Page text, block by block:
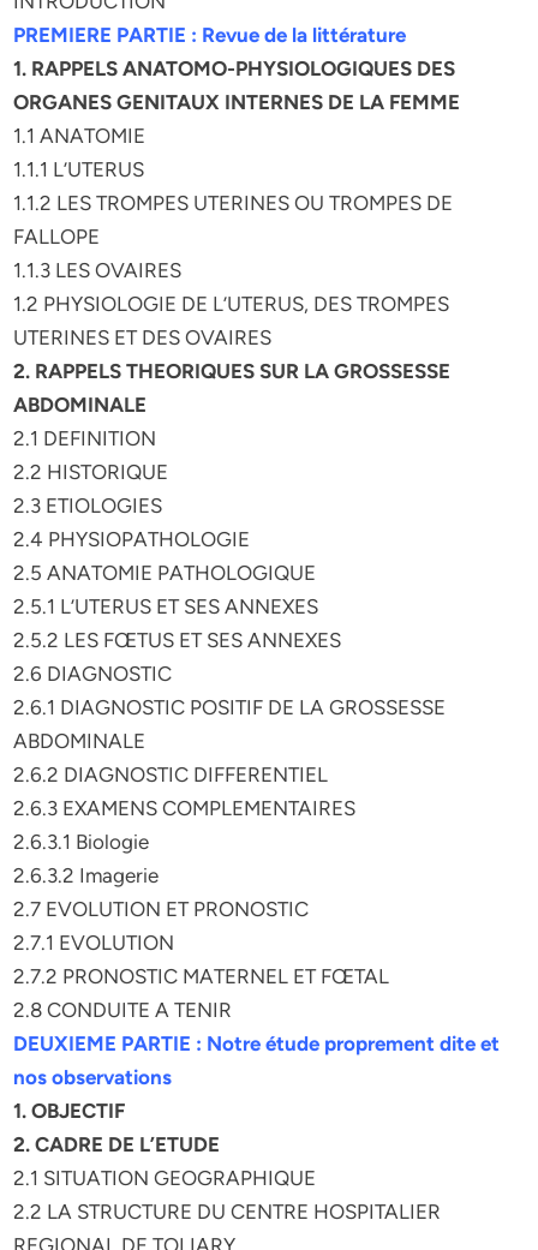
PREMIERE PARTIE : Revue de la littérature
1. RAPPELS ANATOMO-PHYSIOLOGIQUES DES
ORGANES GENITAUX INTERNES DE LA FEMME
1.1 ANATOMIE
1.1.1 L’UTERUS
1.1.2 LES TROMPES UTERINES OU TROMPES DE
FALLOPE
1.1.3 LES OVAIRES
1.2 PHYSIOLOGIE DE L’UTERUS, DES TROMPES
UTERINES ET DES OVAIRES
2. RAPPELS THEORIQUES SUR LA GROSSESSE
ABDOMINALE
2.1 DEFINITION
2.2 HISTORIQUE
2.3 ETIOLOGIES
2.4 PHYSIOPATHOLOGIE
2.5 ANATOMIE PATHOLOGIQUE
2.5.1 L’UTERUS ET SES ANNEXES
2.5.2 LES FŒTUS ET SES ANNEXES
2.6 DIAGNOSTIC
2.6.1 DIAGNOSTIC POSITIF DE LA GROSSESSE
ABDOMINALE
2.6.2 DIAGNOSTIC DIFFERENTIEL
2.6.3 EXAMENS COMPLEMENTAIRES
2.6.3.1 Biologie
2.6.3.2 Imagerie
2.7 EVOLUTION ET PRONOSTIC
2.7.1 EVOLUTION
2.7.2 PRONOSTIC MATERNEL ET FŒTAL
2.8 CONDUITE A TENIR
DEUXIEME PARTIE : Notre étude proprement dite et
nos observations
1. OBJECTIF
2. CADRE DE L’ETUDE
2.1 SITUATION GEOGRAPHIQUE
2.2 LA STRUCTURE DU CENTRE HOSPITALIER
REGIONAL DE TOLIARY